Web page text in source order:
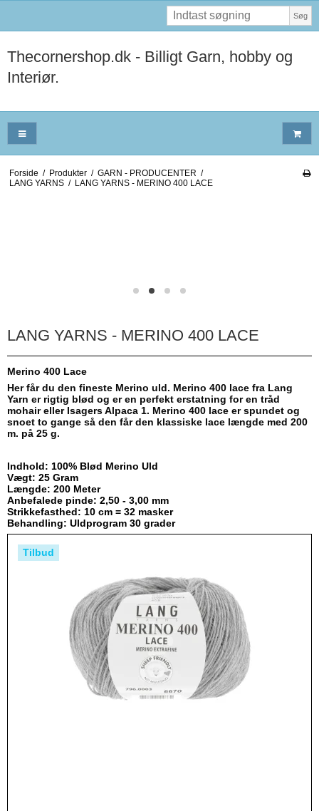
Søg
Thecornershop.dk - Billigt Garn, hobby og
Interiør.
Forside / Produkter / GARN - PRODUCENTER /
LANG YARNS / LANG YARNS - MERINO 400 LACE
LANG YARNS - MERINO 400 LACE
Merino 400 Lace
Her får du den fineste Merino uld. Merino 400 lace fra Lang
Yarn er rigtig blød og er en perfekt erstatning for en tråd
mohair eller Isagers Alpaca 1. Merino 400 lace er spundet og
snoet to gange så den får den klassiske lace længde med 200
m. på 25 g.
Indhold: 100% Blød Merino Uld
Vægt: 25 Gram
Længde: 200 Meter
Anbefalede pinde: 2,50 - 3,00 mm
Strikkefasthed: 10 cm = 32 masker
Behandling: Uldprogram 30 grader
Tilbud